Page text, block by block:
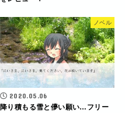
ノベル
2020.05.06
降り積もる雪と儚い願い…フリー